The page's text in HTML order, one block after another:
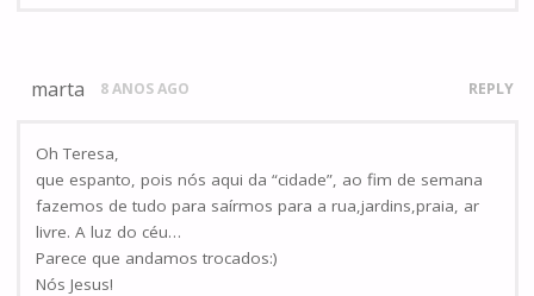
marta 8 ANOS AGO REPLY
Oh Teresa,
que espanto, pois nós aqui da “cidade”, ao fim de semana
fazemos de tudo para saírmos para a rua,jardins,praia, ar
livre. A luz do céu…
Parece que andamos trocados:)
Nós Jesus!